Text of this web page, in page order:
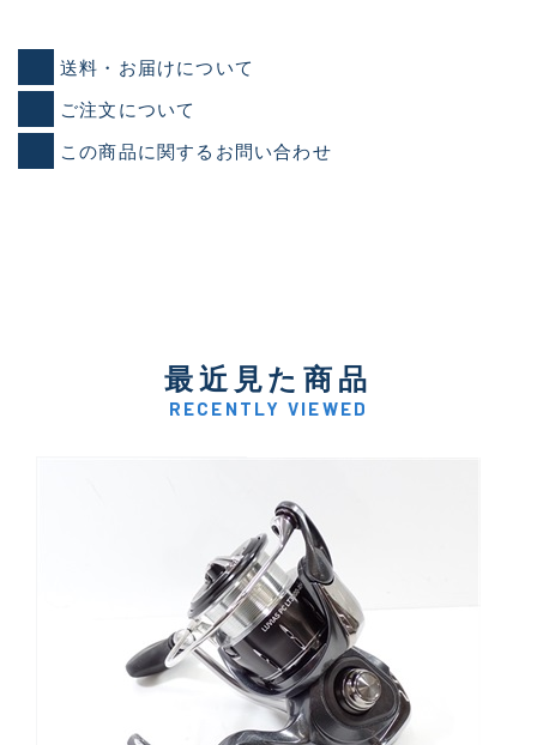
送料・お届けについて
ご注文について
この商品に関するお問い合わせ
最近見た商品
RECENTLY VIEWED